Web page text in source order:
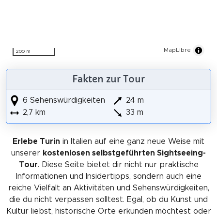
200 m MapLibre
Fakten zur Tour
6 Sehenswürdigkeiten
2,7 km
24 m
33 m
Erlebe Turin in Italien auf eine ganz neue Weise mit
unserer kostenlosen selbstgeführten Sightseeing-
Tour. Diese Seite bietet dir nicht nur praktische
Informationen und Insidertipps, sondern auch eine
reiche Vielfalt an Aktivitäten und Sehenswürdigkeiten,
die du nicht verpassen solltest. Egal, ob du Kunst und
Kultur liebst, historische Orte erkunden möchtest oder